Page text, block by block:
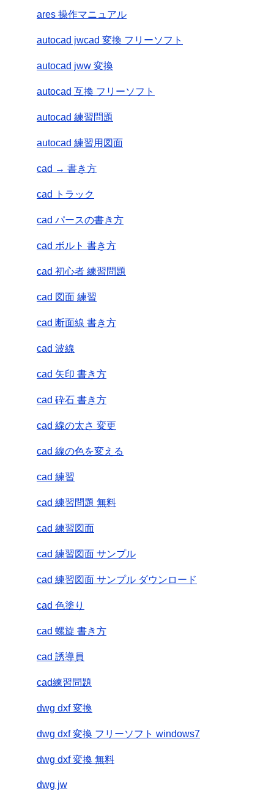
ares 操作マニュアル
autocad jwcad 変換 フリーソフト
autocad jww 変換
autocad 互換 フリーソフト
autocad 練習問題
autocad 練習用図面
cad → 書き方
cad トラック
cad パースの書き方
cad ボルト 書き方
cad 初心者 練習問題
cad 図面 練習
cad 断面線 書き方
cad 波線
cad 矢印 書き方
cad 砕石 書き方
cad 線の太さ 変更
cad 線の色を変える
cad 練習
cad 練習問題 無料
cad 練習図面
cad 練習図面 サンプル
cad 練習図面 サンプル ダウンロード
cad 色塗り
cad 螺旋 書き方
cad 誘導員
cad練習問題
dwg dxf 変換
dwg dxf 変換 フリーソフト windows7
dwg dxf 変換 無料
dwg jw